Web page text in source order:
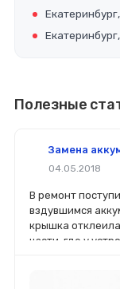
Полезные
Замена
04.05.2018
В ремонт
вздувшимся
крышка
части, где у